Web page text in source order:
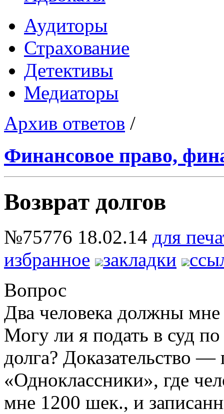
Аудиторы
Страхование
Детективы
Медиаторы
Архив ответов /
Финансовое право,
Возврат долгов
№75776 18.02.14 для
избранное
закладки
Вопрос
Два человека должны
Могу ли я подать в суд
долга? Доказательство —
«Одноклассники», где
мне 1200 шек., и